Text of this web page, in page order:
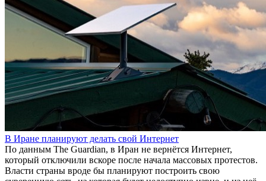
В Иране планируют делать свой Интернет
По данным The Guardian, в Иран не вернётся Интернет,
который отключили вскоре после начала массовых протестов.
Власти страны вроде бы планируют построить свою